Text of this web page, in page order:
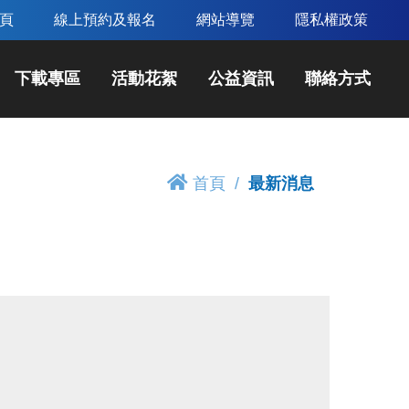
線上預約及報名 網站導覽 隱私權政策
下載專區 活動花絮 公益資訊 聯絡方式
首頁 最新消息